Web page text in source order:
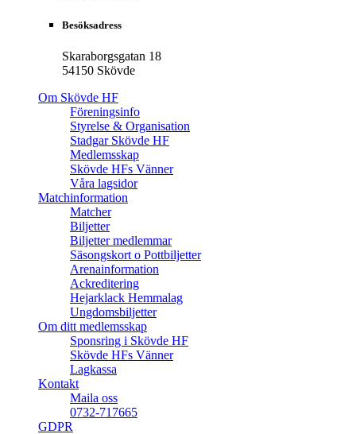
Besöksadress
Skaraborgsgatan 18
54150 Skövde
Om Skövde HF
Föreningsinfo
Styrelse & Organisation
Stadgar Skövde HF
Medlemsskap
Skövde HFs Vänner
Våra lagsidor
Matchinformation
Matcher
Biljetter
Biljetter medlemmar
Säsongskort o Pottbiljetter
Arenainformation
Ackreditering
Hejarklack Hemmalag
Ungdomsbiljetter
Om ditt medlemsskap
Sponsring i Skövde HF
Skövde HFs Vänner
Lagkassa
Kontakt
Maila oss
0732-717665
GDPR